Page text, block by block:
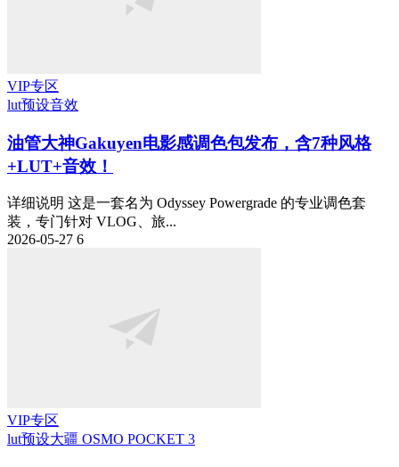
VIP专区
lut预设音效
油管大神Gakuyen电影感调色包发布，含7种风格
+LUT+音效！
详细说明 这是一套名为 Odyssey Powergrade 的专业调色套
装，专门针对 VLOG、旅...
2026-05-27 6
VIP专区
lut预设大疆 OSMO POCKET 3